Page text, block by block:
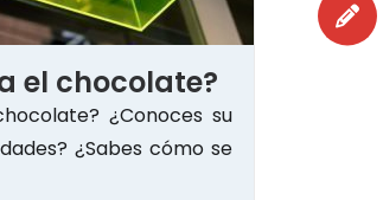
el chocolate?
¿Conoces su
¿Sabes cómo se